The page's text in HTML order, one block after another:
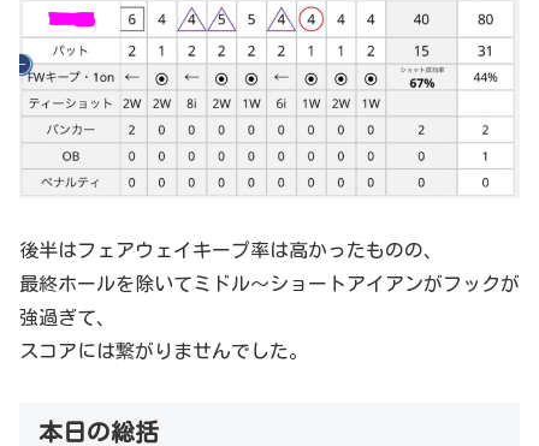
後半はフェアウェイキープ率は高かったものの、
最終ホールを除いてミドル～ショートアイアンがフックが
強過ぎて、
スコアには繋がりませんでした。
本日の総括